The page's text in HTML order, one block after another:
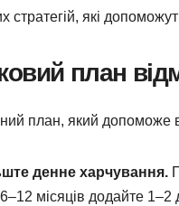
стратегій, які
план
план, який допоможе
денне харчування.
6–12 місяців додайте